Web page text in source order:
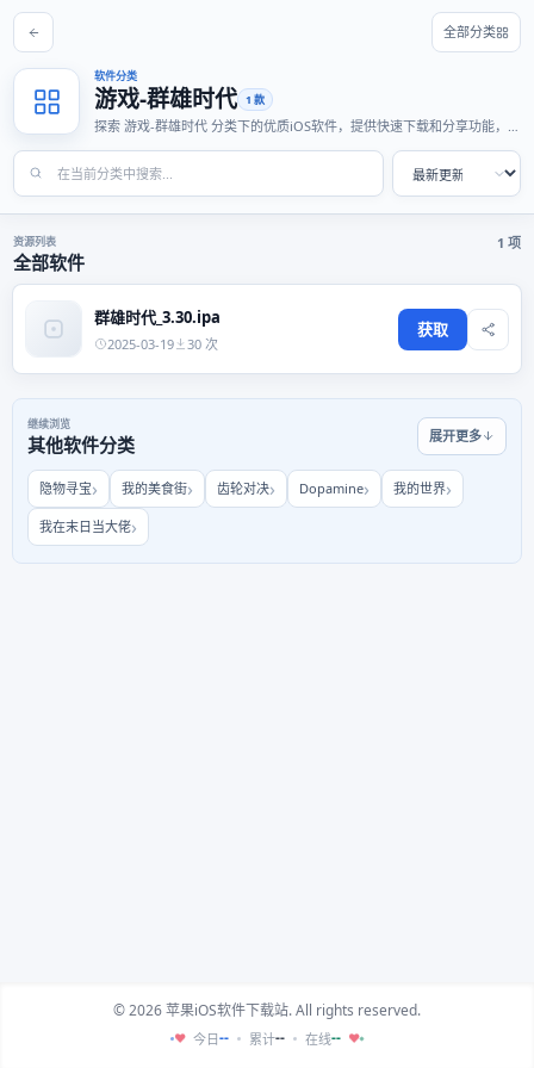
全部分类
软件分类
游戏-群雄时代 1 款
探索 游戏-群雄时代 分类下的优质iOS软件，提供快速下载和分享功能，适
资源列表
全部软件
1 项
群雄时代_3.30.ipa
2025-03-19 30 次
获取
继续浏览
其他软件分类 展开更多
隐物寻宝 我的美食街 齿轮对决 Dopamine 我的世界
我在末日当大佬
© 2026 苹果iOS软件下载站. All rights reserved.
♥ 今日-- 累计-- 在线-- ♥